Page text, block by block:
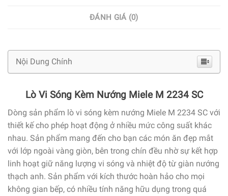
ĐÁNH GIÁ (0)
Nội Dung Chính
Lò Vi Sóng Kèm Nướng Miele M 2234 SC
Dòng sản phẩm lò vi sóng kèm nướng Miele M 2234 SC với
thiết kế cho phép hoạt động ở nhiều mức công suất khác
nhau. Sản phẩm mang đến cho bạn các món ăn đẹp mắt
với lớp ngoài vàng giòn, bên trong chín đều nhờ sự kết hợp
linh hoạt giữ năng lượng vi sóng và nhiệt độ từ giàn nướng
thạch anh. Sản phẩm với kích thước hoàn hảo cho mọi
không gian bếp, có nhiều tính năng hữu dụng trong quá